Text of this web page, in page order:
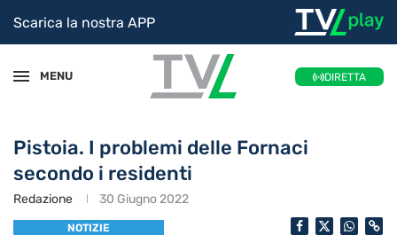
Scarica la nostra APP
MENU DIRETTA
Pistoia. I problemi delle Fornaci
secondo i residenti
Redazione 30 Giugno 2022
NOTIZIE